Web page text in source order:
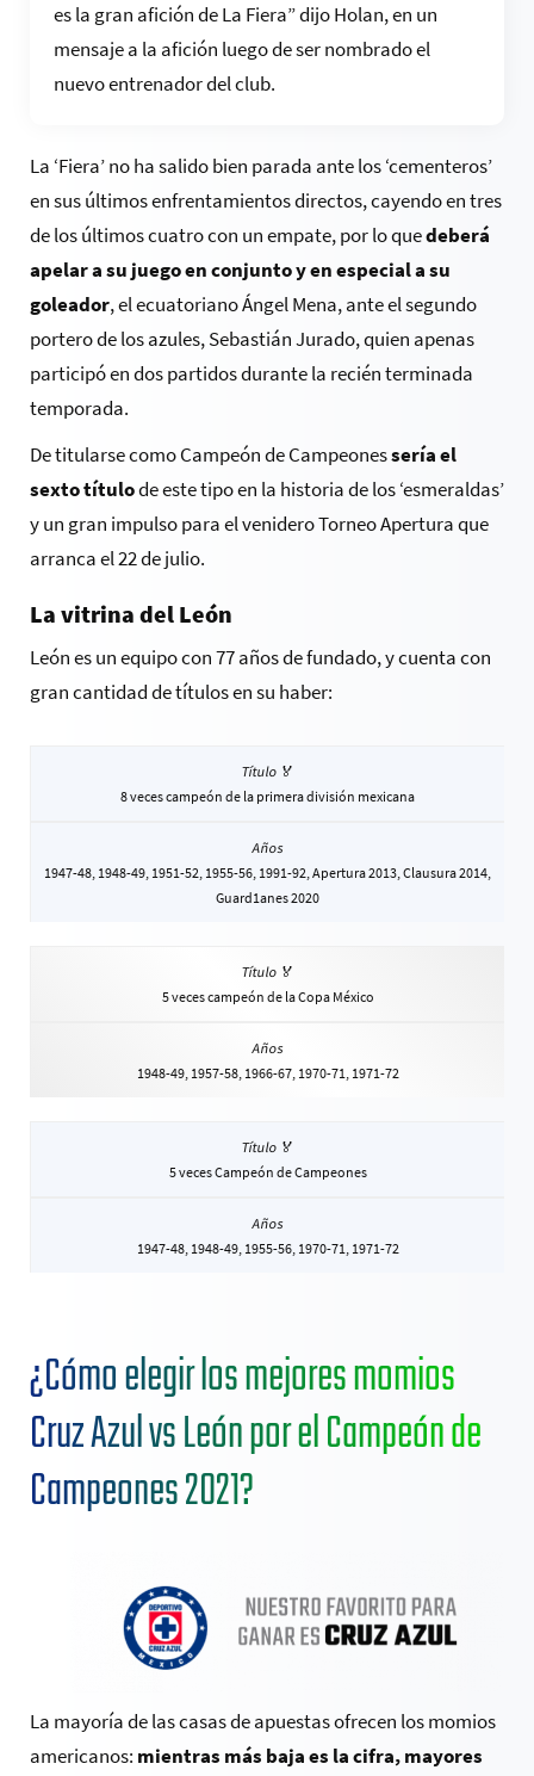
es la gran afición de La Fiera” dijo Holan, en un
mensaje a la afición luego de ser nombrado el
nuevo entrenador del club.
La ‘Fiera’ no ha salido bien parada ante los ‘cementeros’
en sus últimos enfrentamientos directos, cayendo en tres
de los últimos cuatro con un empate, por lo quedeberá
apelar a su juego en conjunto y en especial a su
goleador, el ecuatoriano Ángel Mena, ante el segundo
portero de los azules, Sebastián Jurado, quien apenas
participó en dos partidos durante la recién terminada
temporada.
De titularse como Campeón de Campeonessería el
sexto títulode este tipo en la historia de los ‘esmeraldas’
y un gran impulso para el venidero Torneo Apertura que
arranca el 22 de julio.
La vitrina del León
León es un equipo con 77 años de fundado, y cuenta con
gran cantidad de títulos en su haber:
8 veces campeón de la primera división mexicana
1947-48, 1948-49, 1951-52, 1955-56, 1991-92, Apertura 2013, Clausura 2014,
Guard1anes 2020
5 veces campeón de la Copa México
1948-49, 1957-58, 1966-67, 1970-71, 1971-72
5 veces Campeón de Campeones
1947-48, 1948-49, 1955-56, 1970-71, 1971-72
¿Cómo elegir los mejores momios
Cruz Azul vs León por el Campeón de
Campeones 2021?
La mayoría de las casas de apuestas ofrecen los momios
americanos: mientras más baja es la cifra, mayores